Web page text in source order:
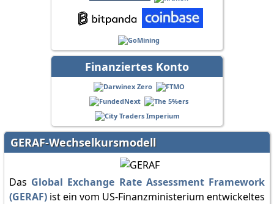
Finanziertes Konto
GERAF-Wechselkursmodell
Das Global Exchange Rate Assessment Framework
(GERAF)ist ein vom US-Finanzministerium entwickeltes